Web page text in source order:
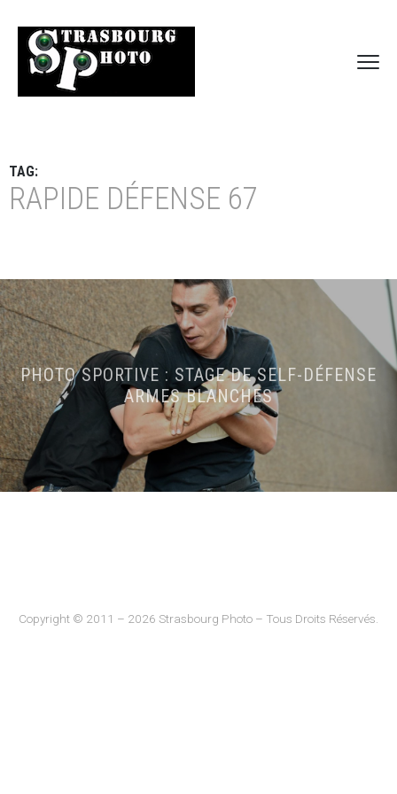
TAG:
RAPIDE DÉFENSE 67
PHOTO SPORTIVE : STAGE DE SELF-DÉFENSE
ARMES BLANCHES
Copyright © 2011 – 2026 Strasbourg Photo – Tous Droits Réservés.